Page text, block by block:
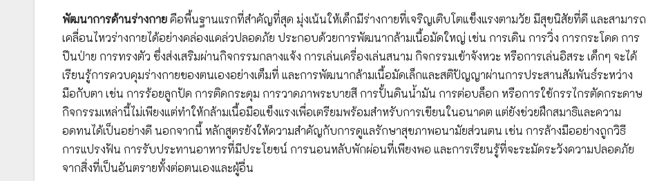
พัฒนาการด้านร่างกายคือพื้นฐานแรกที่สำคัญที่สุด มุ่งเน้นให้เด็กมีร่างกายที่เจริญเติบโตแข็งแรงตามวัย มีสุขนิสัยที่ดี และสามารถ
เคลื่อนไหวร่างกายได้อย่างคล่องแคล่วปลอดภัย ประกอบด้วยการพัฒนากล้ามเนื้อมัดใหญ่ เช่น การเดิน การวิ่ง การกระโดด การ
ปีนป่าย การทรงตัว ซึ่งส่งเสริมผ่านกิจกรรมกลางแจ้ง การเล่นเครื่องเล่นสนาม กิจกรรมเข้าจังหวะ หรือการเล่นอิสระ เด็กๆ จะได้
เรียนรู้การควบคุมร่างกายของตนเองอย่างเต็มที่ และการพัฒนากล้ามเนื้อมัดเล็กและสติปัญญาผ่านการประสานสัมพันธ์ระหว่าง
มือกับตา เช่น การร้อยลูกปัด การติดกระดุม การวาดภาพระบายสี การปั้นดินน้ำมัน การต่อบล็อก หรือการใช้กรรไกรตัดกระดาษ
กิจกรรมเหล่านี้ไม่เพียงแต่ทำให้กล้ามเนื้อมือแข็งแรงเพื่อเตรียมพร้อมสำหรับการเขียนในอนาคต แต่ยังช่วยฝึกสมาธิและความ
อดทนได้เป็นอย่างดี นอกจากนี้ หลักสูตรยังให้ความสำคัญกับการดูแลรักษาสุขภาพอนามัยส่วนตน เช่น การล้างมืออย่างถูกวิธี
การแปรงฟัน การรับประทานอาหารที่มีประโยชน์ การนอนหลับพักผ่อนที่เพียงพอ และการเรียนรู้ที่จะระมัดระวังความปลอดภัย
จากสิ่งที่เป็นอันตรายทั้งต่อตนเองและผู้อื่น